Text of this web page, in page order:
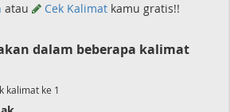
atau Cek Kalimat kamu gratis!!
dalam beberapa kalimat
kalimat ke 1